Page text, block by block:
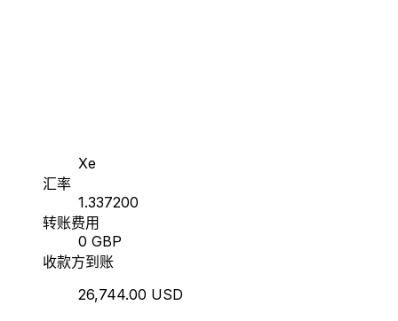
Xe
汇率
1.337200
转账费用
0 GBP
收款方到账
26,744.00 USD